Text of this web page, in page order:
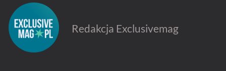
Redakcja Exclusivemag